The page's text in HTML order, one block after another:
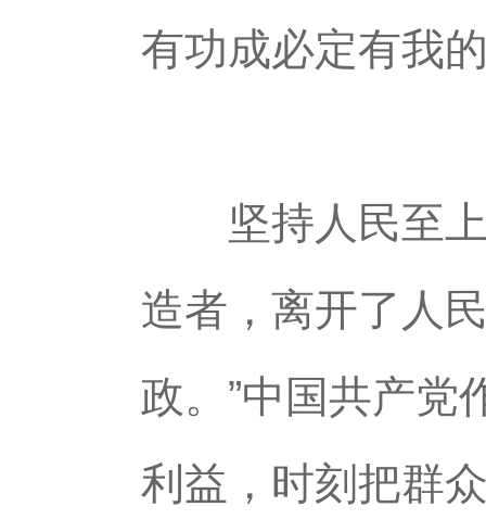
有功成必定有我
坚持人民至上
造者，离开了人
政。”中国共产党
利益，时刻把群